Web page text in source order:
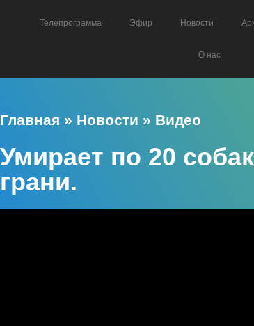
Телепрограмма Эфир Новости
О нас
Главная » Новости » Видео
Умирает по 20
грани.